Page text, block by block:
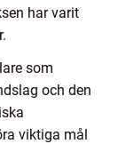
har varit
som
och den
viktiga mål